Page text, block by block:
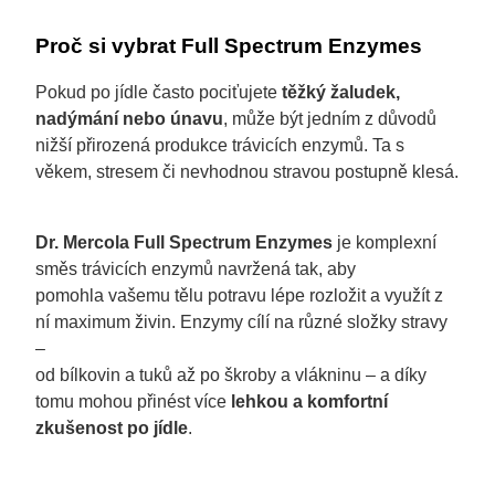
Proč si vybrat Full Spectrum Enzymes
Pokud po jídle často pociťujete těžký žaludek,
nadýmání nebo únavu, může být jedním z důvodů
nižší přirozená produkce trávicích enzymů. Ta s
věkem, stresem či nevhodnou stravou postupně klesá.
Dr. Mercola Full Spectrum Enzymesje komplexní
směs trávicích enzymů navržená tak, aby
pomohla vašemu tělu potravu lépe rozložit a využít z
ní maximum živin. Enzymy cílí na různé složky stravy
–
od bílkovin a tuků až po škroby a vlákninu – a díky
tomu mohou přinést více lehkou a komfortní
zkušenost po jídle.